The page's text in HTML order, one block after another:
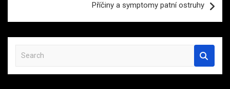
Příčiny a symptomy patní ostruhy
a